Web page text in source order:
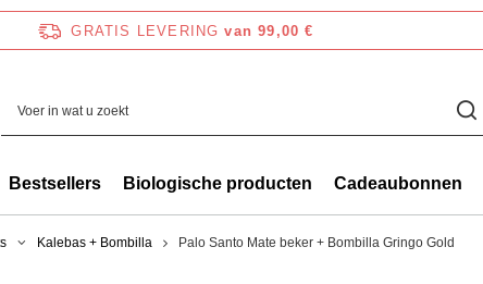
GRATIS LEVERING van 99,00 €
Bestsellers Biologische producten Cadeaubonnen
Kalebas + Bombilla Palo Santo Mate beker + Bombilla Gringo Gold